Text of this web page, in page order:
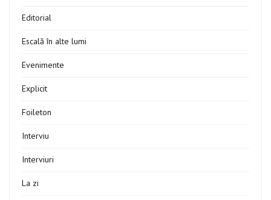
Editorial
Escală în alte lumi
Evenimente
Explicit
Foileton
Interviu
Interviuri
La zi